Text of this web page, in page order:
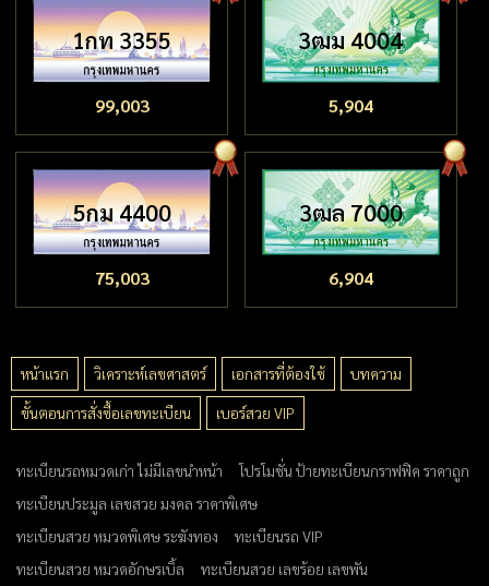
1กท 3355
99,003
3ฒม 4004
5,904
5กม 4400
75,003
3ฒล 7000
6,904
หน้าแรก วิเคราะห์เลขศาสตร์ เอกสารที่ต้องใช้
บทความ
ขั้นตอนการสั่งซื้อเลขทะเบียน
เบอร์สวย VIP
ทะเบียนรถหมวดเก่า ไม่มีเลขนำหน้า
โปรโมชั่น ป้ายทะเบียนกราฟฟิค ราคาถูก
ทะเบียนประมูล เลขสวย มงคล ราคาพิเศษ
ทะเบียนสวย หมวดพิเศษ ระฆังทอง
ทะเบียนรถ VIP
ทะเบียนสวย หมวดอักษรเบิ้ล
ทะเบียนสวย เลขร้อย เลขพัน